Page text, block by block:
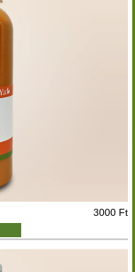
3000 Ft